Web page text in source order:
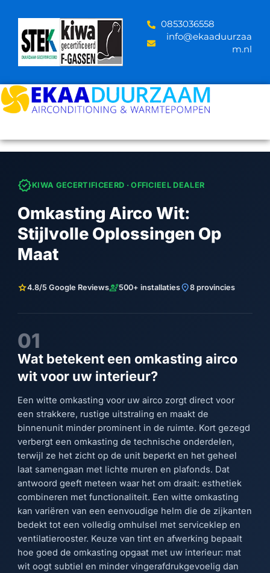
content
‪0853036558
info@ekaaduurzaa
m.nl
verifiedKIWA GECERTIFICEERD · OFFICIEEL DEALER
Omkasting Airco Wit:
Stijlvolle Oplossingen Op
Maat
star4.8/5 Google Reviewsengineering500+ installatieslocation_on8 provincies
01
Wat betekent een omkasting airco
wit voor uw interieur?
Een witte omkasting voor uw airco zorgt direct voor
een strakkere, rustige uitstraling en maakt de
binnenunit minder prominent in de ruimte. Kort gezegd
verbergt een omkasting de technische onderdelen,
terwijl ze het zicht op de unit beperkt en het geheel
laat samengaan met lichte muren en plafonds. Dat
antwoord geeft meteen waar het om draait: esthetiek
combineren met functionaliteit. Een witte omkasting
kan variëren van een eenvoudige helm die de zijkanten
bedekt tot een volledig omhulsel met serviceklep en
ventilatierooster. Keuze van tint en afwerking bepaalt
hoe goed de omkasting opgaat met uw interieur: mat
wit oogt subtiel en minder vingerafdrukgevoelig dan